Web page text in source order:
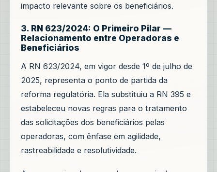
impacto relevante sobre os beneficiários.
3. RN 623/2024: O Primeiro Pilar —
Relacionamento entre Operadoras e
Beneficiários
A RN 623/2024, em vigor desde 1º de julho de
2025, representa o ponto de partida da
reforma regulatória. Ela substituiu a RN 395 e
estabeleceu novas regras para o tratamento
das solicitações dos beneficiários pelas
operadoras, com ênfase em agilidade,
rastreabilidade e resolutividade.